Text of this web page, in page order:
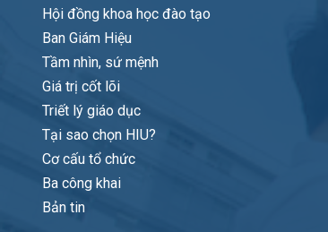
Hội đồng khoa học đào tạo
Ban Giám Hiệu
Tầm nhìn, sứ mệnh
Giá trị cốt lõi
Triết lý giáo dục
Tại sao chọn HIU?
Cơ cấu tổ chức
Ba công khai
Bản tin